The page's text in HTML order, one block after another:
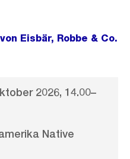
Eisbär, Robbe & Co.
2026, 14.00–
Native